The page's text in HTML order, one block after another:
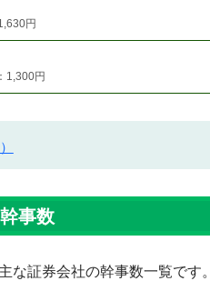
円
1,300円
事数
な証券会社の幹事数一覧です。